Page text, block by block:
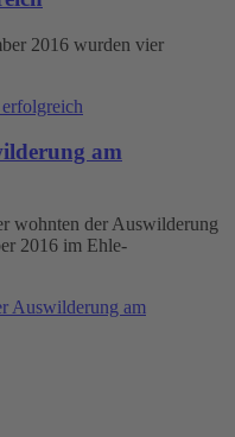
2016 wurden vier
am
wohnten der Auswilderung
2016 im Ehle-
Auswilderung am